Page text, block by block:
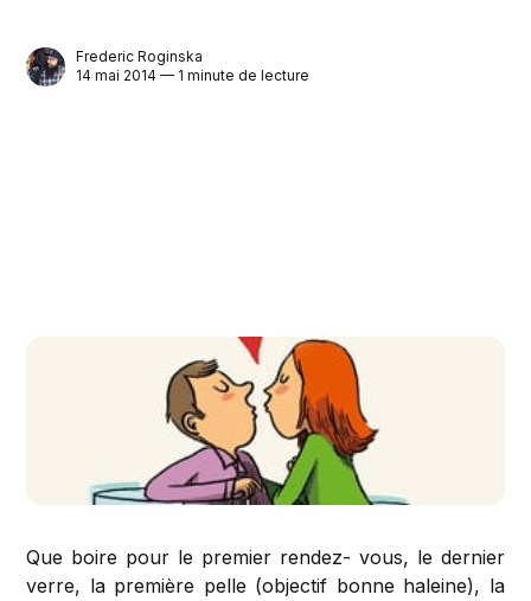
Frederic Roginska
14 mai 2014 — 1 minute de lecture
Que boire pour le premier rendez- vous, le dernier
verre, la première pelle (objectif bonne haleine), la